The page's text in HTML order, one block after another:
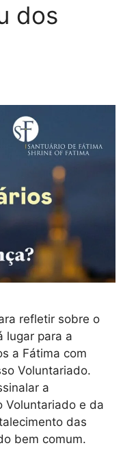
dos
refletir sobre o
lugar para a
a Fátima com
Voluntariado.
a
Voluntariado e da
das
bem comum.